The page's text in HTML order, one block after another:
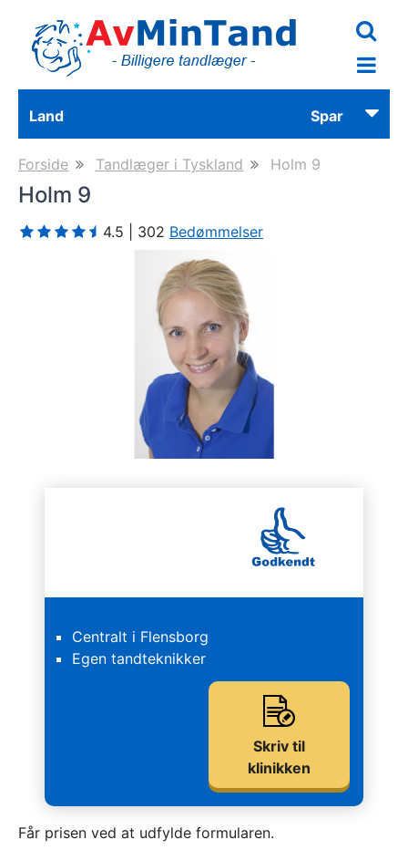
Skip
to
main
content
Land
Spar
Forside Tandlæger i Tyskland Holm 9
Holm 9
4.5 | 302 Bedømmelser
Centralt i Flensborg
Egen tandteknikker
Skriv til
klinikken
Får prisen ved at udfylde formularen.